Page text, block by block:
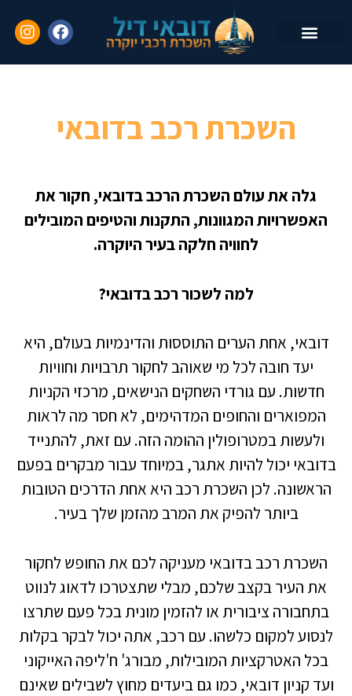
השכרת רכב בדובאי
גלה את עולם השכרת הרכב בדובאי, חקור את
האפשרויות המגוונות, התקנות והטיפים המובילים
לחוויה חלקה בעיר היוקרה.
למה לשכור רכב בדובאי?
דובאי, אחת הערים התוססות והדינמיות בעולם, היא
יעד חובה לכל מי שאוהב לחקור תרבויות וחוויות
חדשות. עם גורדי השחקים הנישאים, מרכזי הקניות
המפוארים והחופים המדהימים, לא חסר מה לראות
ולעשות במטרופולין ההומה הזה. עם זאת, להתנייד
בדובאי יכול להיות אתגר, במיוחד עבור מבקרים בפעם
הראשונה. לכן השכרת רכב היא אחת הדרכים הטובות
ביותר להפיק את המרב מהזמן שלך בעיר.
השכרת רכב בדובאי מעניקה לכם את החופש לחקור
את העיר בקצב שלכם, מבלי שתצטרכו לדאוג לנווט
בתחבורה ציבורית או להזמין מונית בכל פעם שתרצו
לנסוע למקום כלשהו. עם רכב, אתה יכול לבקר בקלות
בכל האטרקציות המובילות, מבורג' ח'ליפה האייקוני
ועד קניון דובאי, כמו גם ביעדים מחוץ לשבילים שאינם